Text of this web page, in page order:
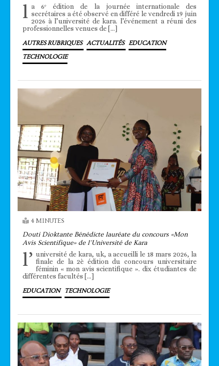
l a 6ᵉ édition de la journée internationale des
secrétaires a été observé en différé le vendredi 19 juin
2026 à l’université de kara. l’événement a réuni des
professionnelles venues de […]
AUTRES RUBRIQUES ACTUALITÉS EDUCATION
TECHNOLOGIE
4 MINUTES
Douti Dioktante Bénédicte lauréate du concours «Mon
Avis Scientifique» de l’Université de Kara
l’ université de kara, uk, a accueilli le 18 mars 2026, la
finale de la 2è édition du concours universitaire
féminin « mon avis scientifique ». dix étudiantes de
différentes facultés […]
EDUCATION TECHNOLOGIE